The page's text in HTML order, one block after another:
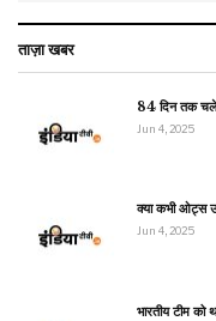
ताज़ा खबर
84 दिन तक
Jun 4, 2025
क्या कभी ओट्स
Jun 4, 2025
भारतीय टीम